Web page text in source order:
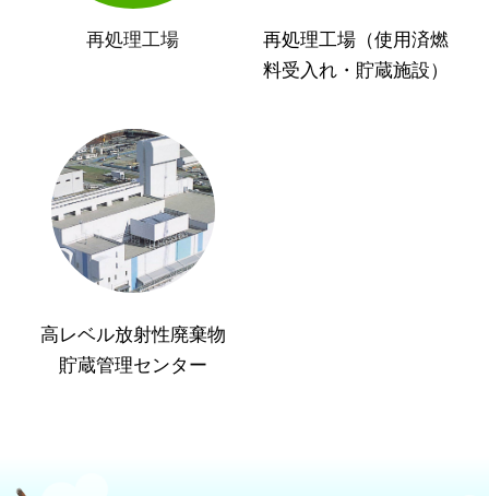
再処理工場
再処理工場（使用済燃
料受入れ・貯蔵施設）
高レベル放射性廃棄物
貯蔵管理センター